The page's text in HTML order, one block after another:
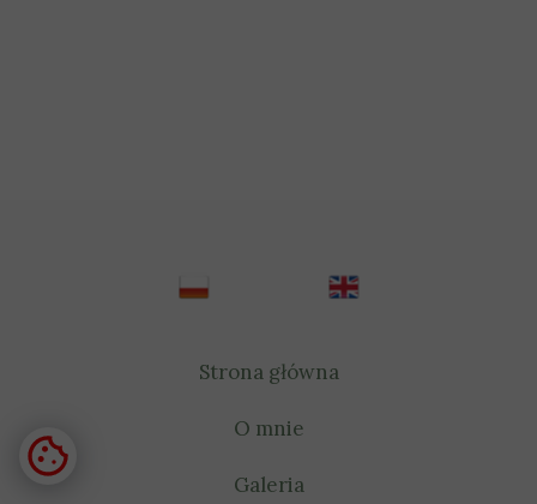
Strona główna
O mnie
Galeria